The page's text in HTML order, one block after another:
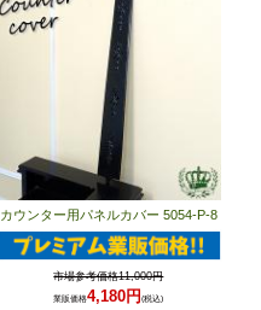
カウンター用パネルカバー 5054-P-8
市場参考価格11,000円
業販価格4,180円(税込)